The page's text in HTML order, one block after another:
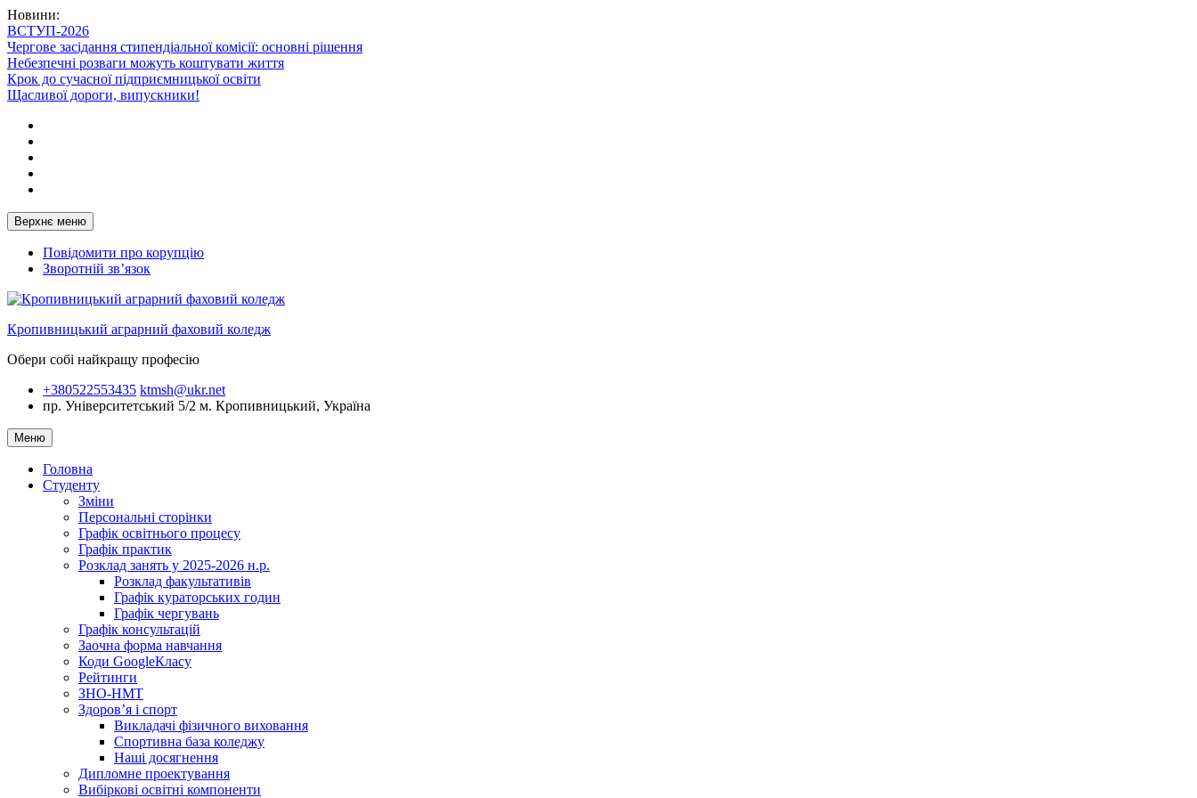
Перейти
до
вмісту
Новини:
ВСТУП-2026
Чергове засідання стипендіальної комісії: основні рішення
Небезпечні розваги можуть коштувати життя
Крок до сучасної підприємницької освіти
Щасливої дороги, випускники!
Верхнє меню
Повідомити про корупцію
Зворотній зв’язок
Кропивницький аграрний фаховий коледж
Обери собі найкращу професію
+380522553435 ktmsh@ukr.net
пр. Університетський 5/2 м. Кропивницький, Україна
Меню
Головна
Студенту
Зміни
Персональні сторінки
Графік освітнього процесу
Графік практик
Розклад занять у 2025-2026 н.р.
Розклад факультативів
Графік кураторських годин
Графік чергувань
Графік консультацій
Заочна форма навчання
Коди GoogleКласу
Рейтинги
ЗНО-НМТ
Здоров’я і спорт
Викладачі фізичного виховання
Спортивна база коледжу
Наші досягнення
Дипломне проектування
Вибіркові освітні компоненти